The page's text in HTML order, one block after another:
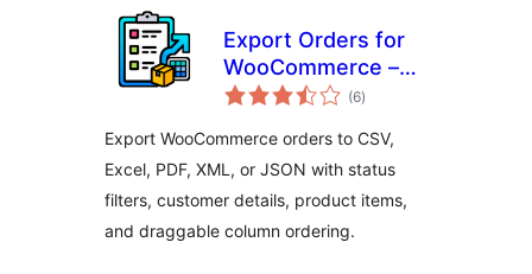
Export Orders for
WooCommerce –
CSV, Excel, XML,
(6전
체
점
)
Export WooCommerce orders to CSV,
Excel, PDF, XML, or JSON with status
filters, customer details, product items,
and draggable column ordering.